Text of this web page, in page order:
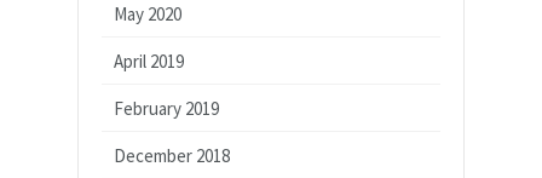
May 2020
April 2019
February 2019
December 2018